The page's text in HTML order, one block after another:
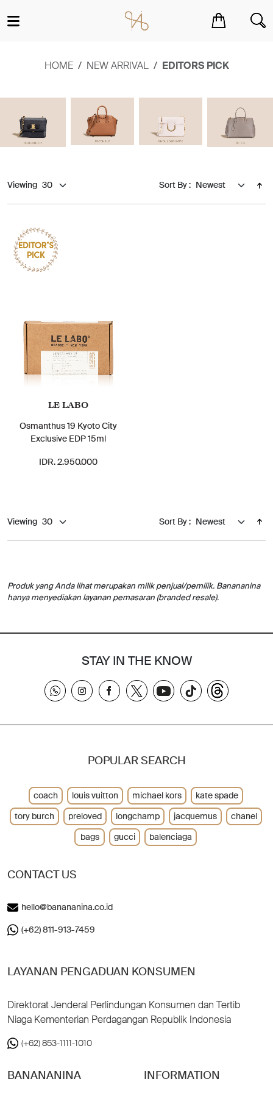
HOME NEW ARRIVAL EDITORS PICK
Viewing Sort By :
LE LABO
Osmanthus 19 Kyoto City
Exclusive EDP 15ml
IDR. 2.950.000
Viewing Sort By :
Produk yang Anda lihat merupakan milik penjual/pemilik. Banananina
hanya menyediakan layanan pemasaran (branded resale).
STAY IN THE KNOW
CONTACT US
hello@banananina.co.id
(+62) 811-913-7459
LAYANAN PENGADUAN KONSUMEN
Direktorat Jenderal Perlindungan Konsumen dan Tertib
Niaga Kementerian Perdagangan Republik Indonesia
(+62) 853-1111-1010
BANANANINA INFORMATION
POPULAR SEARCH
coach louis vuitton michael kors
kate spade
tory burch
preloved longchamp jacquemus
chanel
bags
gucci balenciaga